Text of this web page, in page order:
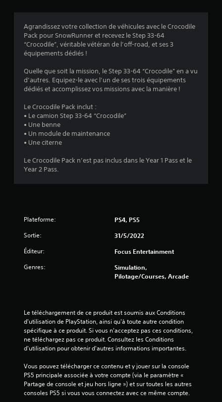
.
é
s
r
5
(
2
9
Agrandissez votre collection de véhicules avec le Crocodile
Pack pour SnowRunner et recevez le Step 33-64
“Crocodile”, véritable vétéran de l’off-road, et ses 3
équipements dédiés !
Quelle que soit la mission, le Step 33-64 “Crocodile” en a vu
d’autres. Equipez-le avec l’un de ses trois équipements
dédiés et accomplissez vos missions avec la manière !
Le Crocodile Pack inclut :
• Le camion Step 33-64 “Crocodile”
• Une benne
• Un module de maintenance
• Une citerne
Le Crocodile Pack n’est pas inclus dans le Year 1 Pass et le
Year 2 Pass.
Plateforme: PS4, PS5
Sortie: 31/5/2022
Éditeur: Focus Entertainment
Genres:
Simulation,
Pilotage/Courses, Arcade
Le téléchargement de ce produit est soumis aux Conditions
d'utilisation de PlayStation, ainsi qu'à toute autre condition
spécifique à ce produit. Si vous n'acceptez pas ces conditions,
ne téléchargez pas ce produit. Consultez les Conditions
d'utilisation pour obtenir d'autres informations importantes.
Vous pouvez télécharger ce contenu et y jouer sur la console
PS5 principale associée à votre compte (via le paramètre «
Partage de console et jeu hors ligne ») et sur toutes les autres
consoles PS5 si vous vous connectez avec ce même compte.